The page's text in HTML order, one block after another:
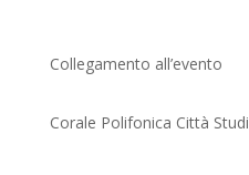
Collegamento all’evento
Corale Polifonica Città Studi